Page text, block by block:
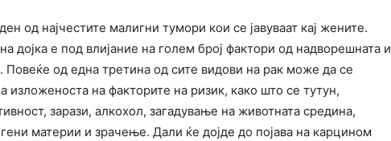
од најчестите малигни тумори кои се јавуваат кај жените.
дојка е под влијание на голем број фактори од надворешната и
Повеќе од една третина од сите видови на рак може да се
изложеноста на факторите на ризик, како што се тутун,
зарази, алкохол, загадување на животната средина,
материи и зрачење. Дали ќе дојде до појава на карцином